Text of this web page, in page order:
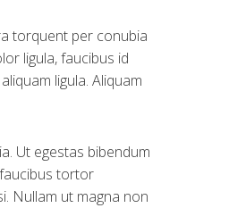
torquent per conubia
ligula, faucibus id
ligula. Aliquam
Ut egestas bibendum
tortor
Nullam ut magna non